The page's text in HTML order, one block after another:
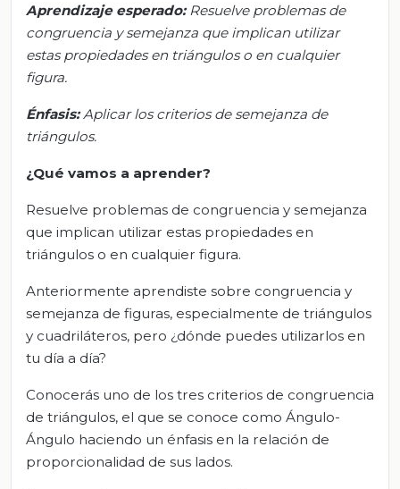
Aprendizaje esperado:Resuelve problemas de
congruencia y semejanza que implican utilizar
estas propiedades en triángulos o en cualquier
figura.
Énfasis:Aplicar los criterios de semejanza de
triángulos.
¿Qué vamos a aprender?
Resuelve problemas de congruencia y semejanza
que implican utilizar estas propiedades en
triángulos o en cualquier figura.
Anteriormente aprendiste sobre congruencia y
semejanza de figuras, especialmente de triángulos
y cuadriláteros, pero ¿dónde puedes utilizarlos en
tu día a día?
Conocerás uno de los tres criterios de congruencia
de triángulos, el que se conoce como Ángulo-
Ángulo haciendo un énfasis en la relación de
proporcionalidad de sus lados.